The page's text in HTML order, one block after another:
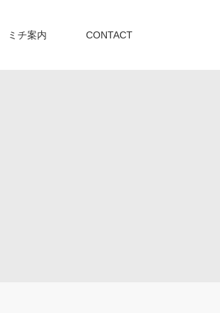
ミチ案内 CONTACT